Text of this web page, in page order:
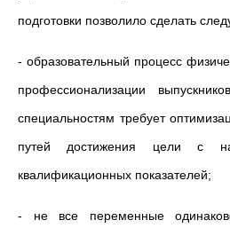
подготовки позволило сделать
- образовательный процесс
профессионализации
специальностям требует
путей достижения цели с
квалификационных показателей;
- не все переменные